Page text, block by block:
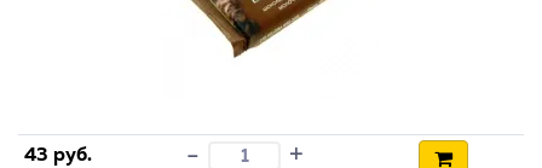
43 руб. - +